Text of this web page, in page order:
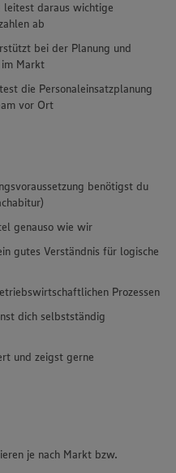
daraus wichtige
ab
bei der Planung und
im Markt
die Personaleinsatzplanung
vor Ort
benötigst du
genauso wie wir
gutes Verständnis für logische
Prozessen
dich selbstständig
und zeigst gerne
je nach Markt bzw.